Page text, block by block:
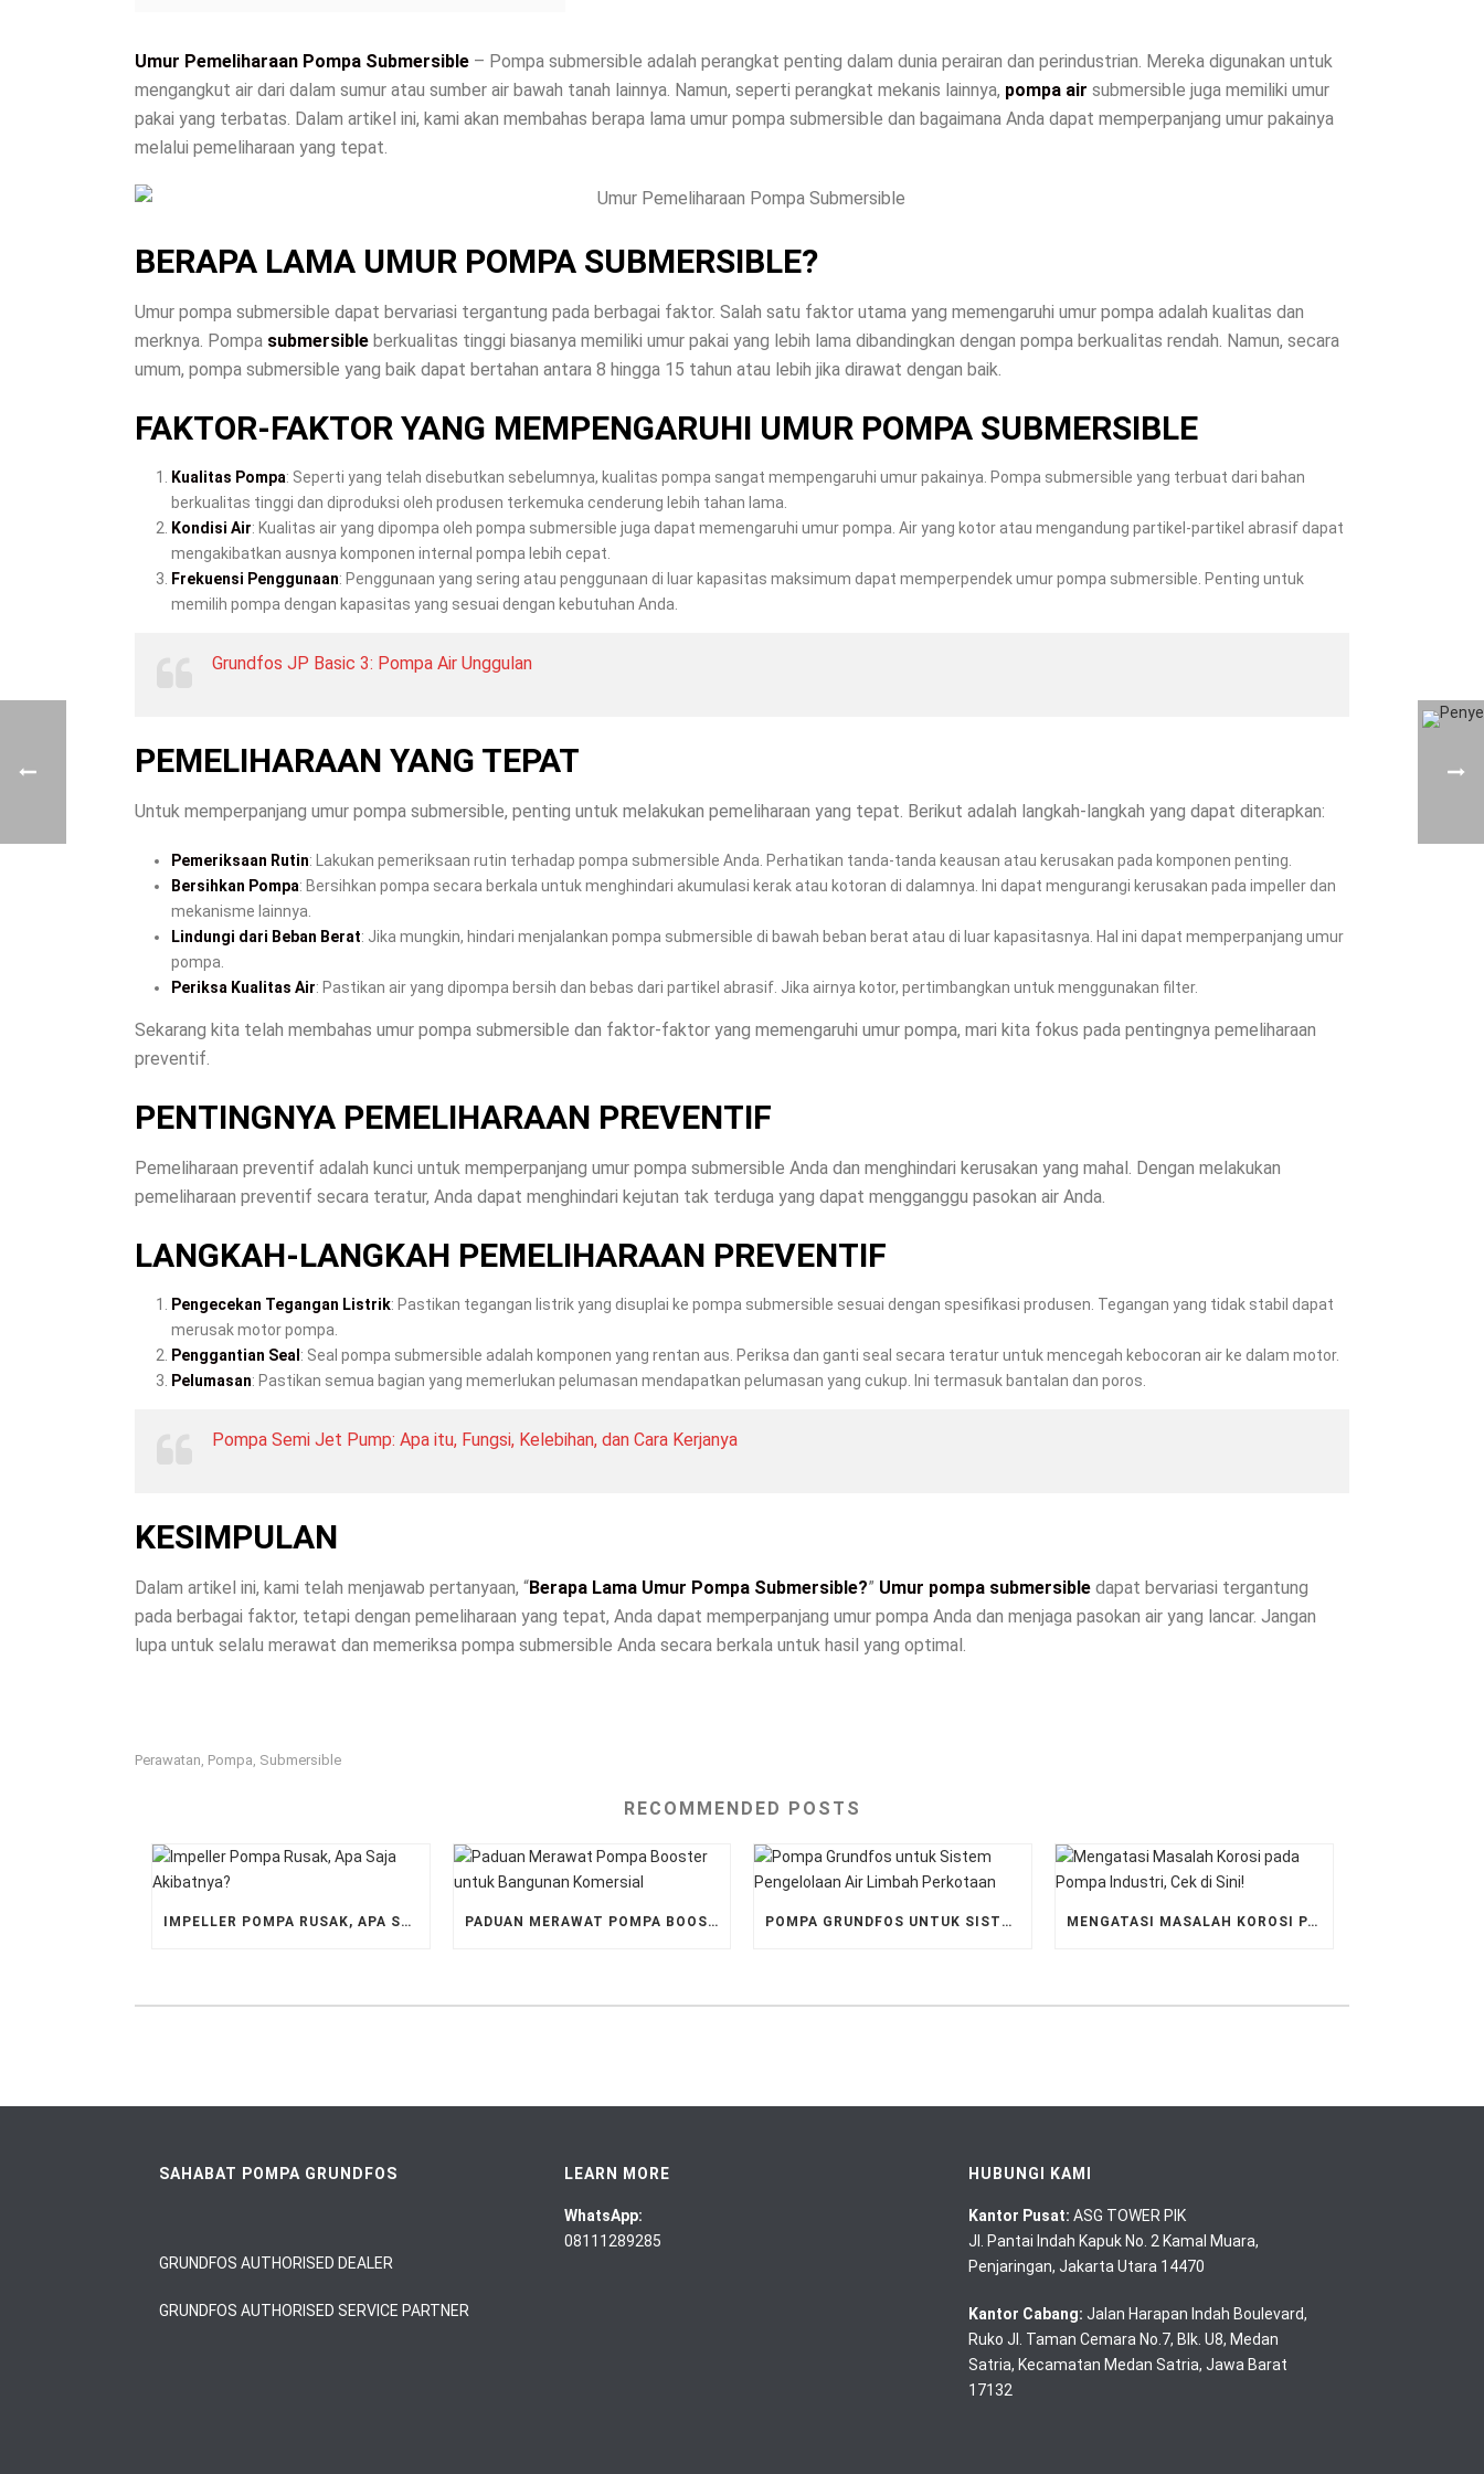
Umur Pemeliharaan Pompa Submersible – Pompa submersible adalah perangkat penting dalam dunia perairan dan perindustrian. Mereka digunakan untuk
mengangkut air dari dalam sumur atau sumber air bawah tanah lainnya. Namun, seperti perangkat mekanis lainnya, pompa air submersible juga memiliki umur
pakai yang terbatas. Dalam artikel ini, kami akan membahas berapa lama umur pompa submersible dan bagaimana Anda dapat memperpanjang umur pakainya
melalui pemeliharaan yang tepat.
BERAPA LAMA UMUR POMPA SUBMERSIBLE?
Umur pompa submersible dapat bervariasi tergantung pada berbagai faktor. Salah satu faktor utama yang memengaruhi umur pompa adalah kualitas dan
merknya. Pompa submersible berkualitas tinggi biasanya memiliki umur pakai yang lebih lama dibandingkan dengan pompa berkualitas rendah. Namun, secara
umum, pompa submersible yang baik dapat bertahan antara 8 hingga 15 tahun atau lebih jika dirawat dengan baik.
FAKTOR-FAKTOR YANG MEMPENGARUHI UMUR POMPA SUBMERSIBLE
Kualitas Pompa: Seperti yang telah disebutkan sebelumnya, kualitas pompa sangat mempengaruhi umur pakainya. Pompa submersible yang terbuat dari bahan
berkualitas tinggi dan diproduksi oleh produsen terkemuka cenderung lebih tahan lama.
Kondisi Air: Kualitas air yang dipompa oleh pompa submersible juga dapat memengaruhi umur pompa. Air yang kotor atau mengandung partikel-partikel abrasif dapat
mengakibatkan ausnya komponen internal pompa lebih cepat.
Frekuensi Penggunaan: Penggunaan yang sering atau penggunaan di luar kapasitas maksimum dapat memperpendek umur pompa submersible. Penting untuk
memilih pompa dengan kapasitas yang sesuai dengan kebutuhan Anda.
Grundfos JP Basic 3: Pompa Air Unggulan
PEMELIHARAAN YANG TEPAT
Untuk memperpanjang umur pompa submersible, penting untuk melakukan pemeliharaan yang tepat. Berikut adalah langkah-langkah yang dapat diterapkan:
Pemeriksaan Rutin: Lakukan pemeriksaan rutin terhadap pompa submersible Anda. Perhatikan tanda-tanda keausan atau kerusakan pada komponen penting.
Bersihkan Pompa: Bersihkan pompa secara berkala untuk menghindari akumulasi kerak atau kotoran di dalamnya. Ini dapat mengurangi kerusakan pada impeller dan
mekanisme lainnya.
Lindungi dari Beban Berat: Jika mungkin, hindari menjalankan pompa submersible di bawah beban berat atau di luar kapasitasnya. Hal ini dapat memperpanjang umur
pompa.
Periksa Kualitas Air: Pastikan air yang dipompa bersih dan bebas dari partikel abrasif. Jika airnya kotor, pertimbangkan untuk menggunakan filter.
Sekarang kita telah membahas umur pompa submersible dan faktor-faktor yang memengaruhi umur pompa, mari kita fokus pada pentingnya pemeliharaan
preventif.
PENTINGNYA PEMELIHARAAN PREVENTIF
Pemeliharaan preventif adalah kunci untuk memperpanjang umur pompa submersible Anda dan menghindari kerusakan yang mahal. Dengan melakukan
pemeliharaan preventif secara teratur, Anda dapat menghindari kejutan tak terduga yang dapat mengganggu pasokan air Anda.
LANGKAH-LANGKAH PEMELIHARAAN PREVENTIF
Pengecekan Tegangan Listrik: Pastikan tegangan listrik yang disuplai ke pompa submersible sesuai dengan spesifikasi produsen. Tegangan yang tidak stabil dapat
merusak motor pompa.
Penggantian Seal : Seal pompa submersible adalah komponen yang rentan aus. Periksa dan ganti seal secara teratur untuk mencegah kebocoran air ke dalam motor.
Pelumasan: Pastikan semua bagian yang memerlukan pelumasan mendapatkan pelumasan yang cukup. Ini termasuk bantalan dan poros.
Pompa Semi Jet Pump: Apa itu, Fungsi, Kelebihan, dan Cara Kerjanya
KESIMPULAN
Dalam artikel ini, kami telah menjawab pertanyaan, “Berapa Lama Umur Pompa Submersible?” Umur pompa submersible dapat bervariasi tergantung
pada berbagai faktor, tetapi dengan pemeliharaan yang tepat, Anda dapat memperpanjang umur pompa Anda dan menjaga pasokan air yang lancar. Jangan
lupa untuk selalu merawat dan memeriksa pompa submersible Anda secara berkala untuk hasil yang optimal.
Perawatan, Pompa, Submersible
RECOMMENDED POSTS
IMPELLER POMPA RUSAK, APA SAJA AKIBATNYA? PADUAN MERAWAT POMPA BOOSTER UNTUK BANGUNAN KOMERSIAL POMPA GRUNDFOS UNTUK SISTEM PENGELOLAAN AIR LIMBAH PERKOTAAN MENGATASI MASALAH KOROSI PADA POMPA INDUSTRI, CEK DI SINI!
SAHABAT POMPA GRUNDFOS
GRUNDFOS AUTHORISED DEALER
GRUNDFOS AUTHORISED SERVICE PARTNER
LEARN MORE
WhatsApp:
08111289285
HUBUNGI KAMI
Kantor Pusat:ASG TOWER PIK
Jl. Pantai Indah Kapuk No. 2 Kamal Muara,
Penjaringan, Jakarta Utara 14470
Kantor Cabang:Jalan Harapan Indah Boulevard,
Ruko Jl. Taman Cemara No.7, Blk. U8, Medan
Satria, Kecamatan Medan Satria, Jawa Barat
17132